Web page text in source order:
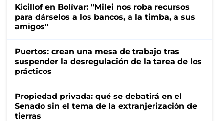
Kicillof en Bolívar: "Milei nos roba recursos
para dárselos a los bancos, a la timba, a sus
amigos"
Puertos: crean una mesa de trabajo tras
suspender la desregulación de la tarea de los
prácticos
Propiedad privada: qué se debatirá en el
Senado sin el tema de la extranjerización de
tierras